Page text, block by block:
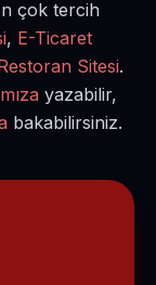
çok tercih
, E-Ticaret
Sitesi.
yazabilir,
bakabilirsiniz.